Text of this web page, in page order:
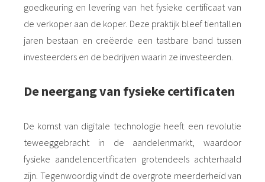
goedkeuring en levering van het fysieke certificaat van
de verkoper aan de koper. Deze praktijk bleef tientallen
jaren bestaan en creëerde een tastbare band tussen
investeerders en de bedrijven waarin ze investeerden.
De neergang van fysieke certificaten
De komst van digitale technologie heeft een revolutie
teweeggebracht in de aandelenmarkt, waardoor
fysieke aandelencertificaten grotendeels achterhaald
zijn. Tegenwoordig vindt de overgrote meerderheid van